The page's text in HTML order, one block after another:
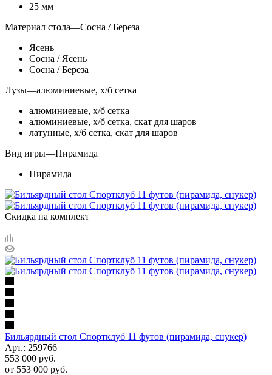
25 мм
Материал стола—Сосна / Береза
Ясень
Сосна / Ясень
Сосна / Береза
Лузы—алюминиевые, х/б сетка
алюминиевые, х/б сетка
алюминиевые, х/б сетка, скат для шаров
латунные, х/б сетка, скат для шаров
Вид игры—Пирамида
Пирамида
Скидка на комплект
Бильярдный стол Спортклуб 11 футов (пирамида, снукер)
Арт.: 259766
553 000 руб.
от 553 000 руб.